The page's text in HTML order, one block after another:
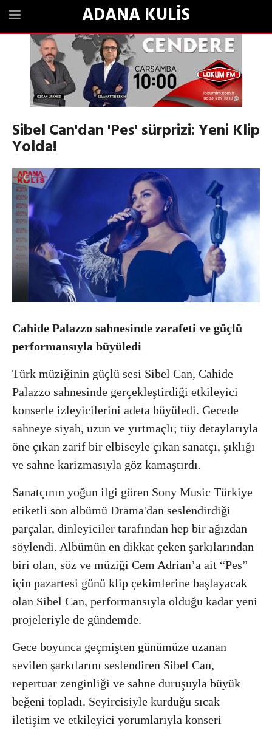
ADANA KULİS
Sibel Can'dan 'Pes' sürprizi: Yeni Klip
Yolda!
Cahide Palazzo sahnesinde zarafeti ve güçlü
performansıyla büyüledi
Türk müziğinin güçlü sesi Sibel Can, Cahide
Palazzo sahnesinde gerçekleştirdiği etkileyici
konserle izleyicilerini adeta büyüledi. Gecede
sahneye siyah, uzun ve yırtmaçlı; tüy detaylarıyla
öne çıkan zarif bir elbiseyle çıkan sanatçı, şıklığı
ve sahne karizmasıyla göz kamaştırdı.
Sanatçının yoğun ilgi gören Sony Music Türkiye
etiketli son albümü Drama'dan seslendirdiği
parçalar, dinleyiciler tarafından hep bir ağızdan
söylendi. Albümün en dikkat çeken şarkılarından
biri olan, söz ve müziği Cem Adrian’a ait “Pes”
için pazartesi günü klip çekimlerine başlayacak
olan Sibel Can, performansıyla olduğu kadar yeni
projeleriyle de gündemde.
Gece boyunca geçmişten günümüze uzanan
sevilen şarkılarını seslendiren Sibel Can,
repertuar zenginliği ve sahne duruşuyla büyük
beğeni topladı. Seyircisiyle kurduğu sıcak
iletişim ve etkileyici yorumlarıyla konseri